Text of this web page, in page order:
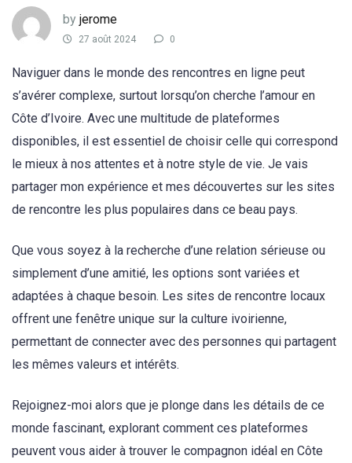
by jerome
27 août 2024 0
Naviguer dans le monde des rencontres en ligne peut
s’avérer complexe, surtout lorsqu’on cherche l’amour en
Côte d’Ivoire. Avec une multitude de plateformes
disponibles, il est essentiel de choisir celle qui correspond
le mieux à nos attentes et à notre style de vie. Je vais
partager mon expérience et mes découvertes sur les sites
de rencontre les plus populaires dans ce beau pays.
Que vous soyez à la recherche d’une relation sérieuse ou
simplement d’une amitié, les options sont variées et
adaptées à chaque besoin. Les sites de rencontre locaux
offrent une fenêtre unique sur la culture ivoirienne,
permettant de connecter avec des personnes qui partagent
les mêmes valeurs et intérêts.
Rejoignez-moi alors que je plonge dans les détails de ce
monde fascinant, explorant comment ces plateformes
peuvent vous aider à trouver le compagnon idéal en Côte